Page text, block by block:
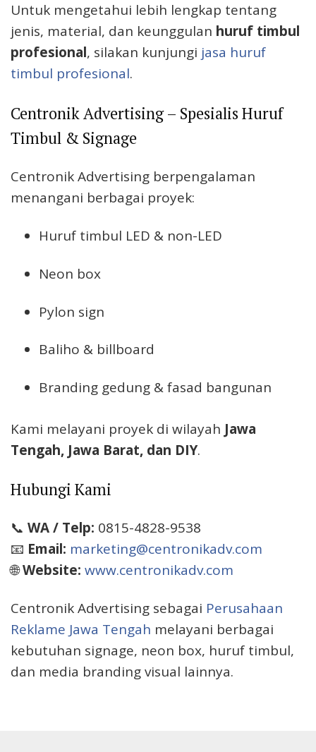
Untuk mengetahui lebih lengkap tentang
jenis, material, dan keunggulan huruf timbul
profesional, silakan kunjungi jasa huruf
timbul profesional.
Centronik Advertising – Spesialis Huruf
Timbul & Signage
Centronik Advertising berpengalaman
menangani berbagai proyek:
Huruf timbul LED & non-LED
Neon box
Pylon sign
Baliho & billboard
Branding gedung & fasad bangunan
Kami melayani proyek di wilayah Jawa
Tengah, Jawa Barat, dan DIY.
Hubungi Kami
📞 WA / Telp: 0815-4828-9538
📧 Email: marketing@centronikadv.com
🌐Website: www.centronikadv.com
Centronik Advertising sebagai Perusahaan
Reklame Jawa Tengah melayani berbagai
kebutuhan signage, neon box, huruf timbul,
dan media branding visual lainnya.